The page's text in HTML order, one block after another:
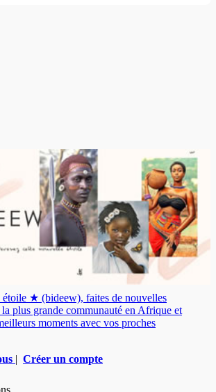
étoile ★ (bideew), faites de nouvelles
la plus grande communauté en Afrique et
moments avec vos proches
| Créer un compte